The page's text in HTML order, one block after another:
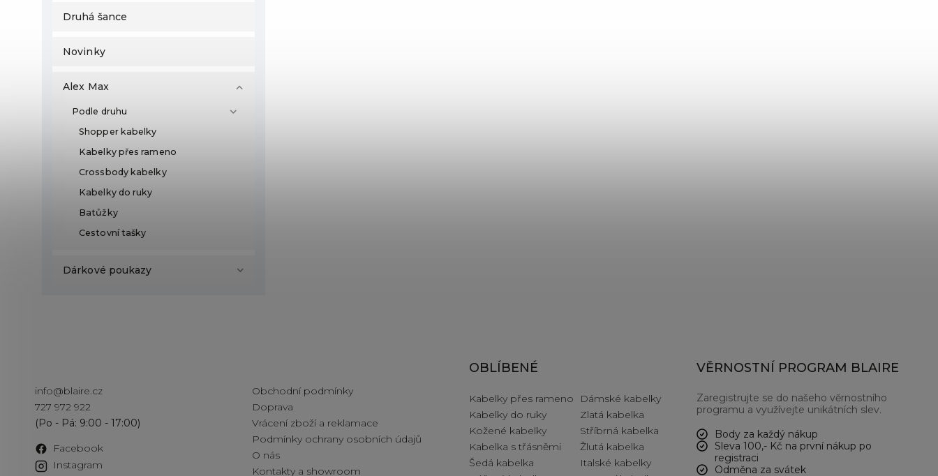
Druhá šance
Novinky
Alex Max
Podle druhu
Shopper kabelky
Kabelky přes rameno
Crossbody kabelky
Kabelky do ruky
Batůžky
Cestovní tašky
Dárkové poukazy
info@blaire.cz
727 972 922
Facebook
Instagram
Obchodní podmínky
Doprava
Vrácení zboží a reklamace
Podmínky ochrany osobních údajů
O nás
Kontakty a showroom
OBLÍBENÉ
Kabelky přes rameno
Kabelky do ruky
Kožené kabelky
Kabelka s třásněmi
Šedá kabelka
Dámské kabelky
Zlatá kabelka
Stříbrná kabelka
Žlutá kabelka
Italské kabelky
VĚRNOSTNÍ PROGRAM BLAIRE
Zaregistrujte se do našeho věrnostního
programu a využívejte unikátních slev.
Body za každý nákup
Sleva 100,- Kč na první nákup po
registraci
Odměna za svátek